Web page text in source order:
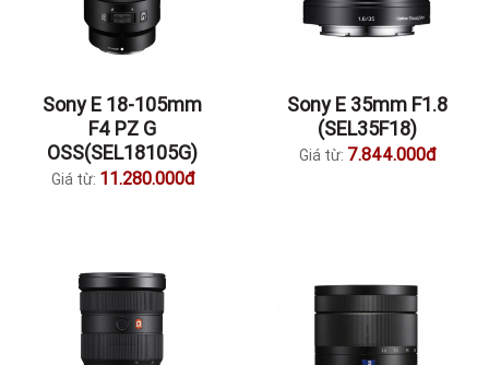
Sony E 18-105mm
F4 PZ G
OSS(SEL18105G)
Giá từ: 11.280.000đ
Sony E 35mm F1.8
(SEL35F18)
Giá từ: 7.844.000đ